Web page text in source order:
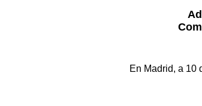
En Madrid, a 10